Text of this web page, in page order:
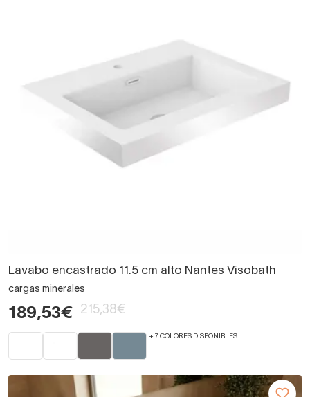
Lavabo encastrado 11.5 cm alto Nantes Visobath
cargas minerales
189,53€ 215,38€
+ 7 COLORES DISPONIBLES